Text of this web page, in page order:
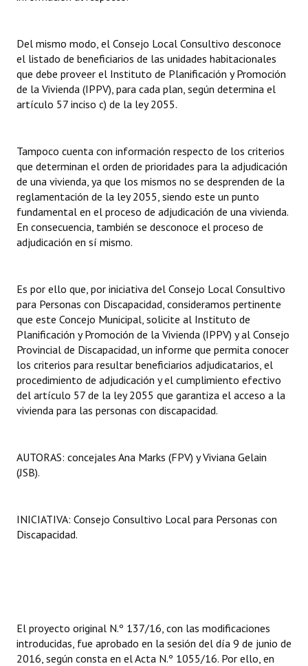
Del mismo modo, el Consejo Local Consultivo desconoce
el listado de beneficiarios de las unidades habitacionales
que debe proveer el Instituto de Planificación y Promoción
de la Vivienda (IPPV), para cada plan, según determina el
artículo 57 inciso c) de la ley 2055.
Tampoco cuenta con información respecto de los criterios
que determinan el orden de prioridades para la adjudicación
de una vivienda, ya que los mismos no se desprenden de la
reglamentación de la ley 2055, siendo este un punto
fundamental en el proceso de adjudicación de una vivienda.
En consecuencia, también se desconoce el proceso de
adjudicación en sí mismo.
Es por ello que, por iniciativa del Consejo Local Consultivo
para Personas con Discapacidad, consideramos pertinente
que este Concejo Municipal, solicite al Instituto de
Planificación y Promoción de la Vivienda (IPPV) y al Consejo
Provincial de Discapacidad, un informe que permita conocer
los criterios para resultar beneficiarios adjudicatarios, el
procedimiento de adjudicación y el cumplimiento efectivo
del artículo 57 de la ley 2055 que garantiza el acceso a la
vivienda para las personas con discapacidad.
AUTORAS: concejales Ana Marks (FPV) y Viviana Gelain
(JSB).
INICIATIVA: Consejo Consultivo Local para Personas con
Discapacidad.
El proyecto original N.º 137/16, con las modificaciones
introducidas, fue aprobado en la sesión del día 9 de junio de
2016, según consta en el Acta N.º 1055/16. Por ello, en